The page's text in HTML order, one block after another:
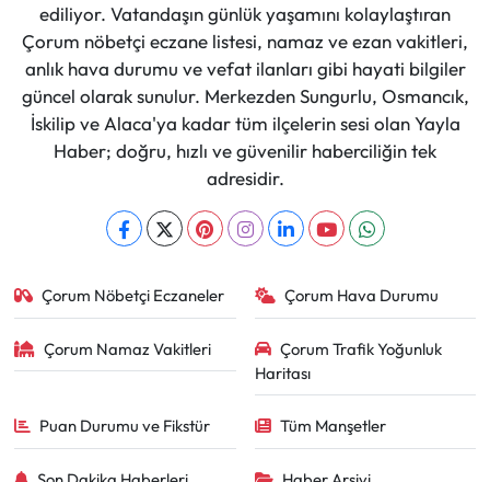
ediliyor. Vatandaşın günlük yaşamını kolaylaştıran
Çorum nöbetçi eczane listesi, namaz ve ezan vakitleri,
anlık hava durumu ve vefat ilanları gibi hayati bilgiler
güncel olarak sunulur. Merkezden Sungurlu, Osmancık,
İskilip ve Alaca'ya kadar tüm ilçelerin sesi olan Yayla
Haber; doğru, hızlı ve güvenilir haberciliğin tek
adresidir.
Çorum Nöbetçi Eczaneler Çorum Hava Durumu
Çorum Namaz Vakitleri
Çorum Trafik Yoğunluk
Haritası
Puan Durumu ve Fikstür Tüm Manşetler